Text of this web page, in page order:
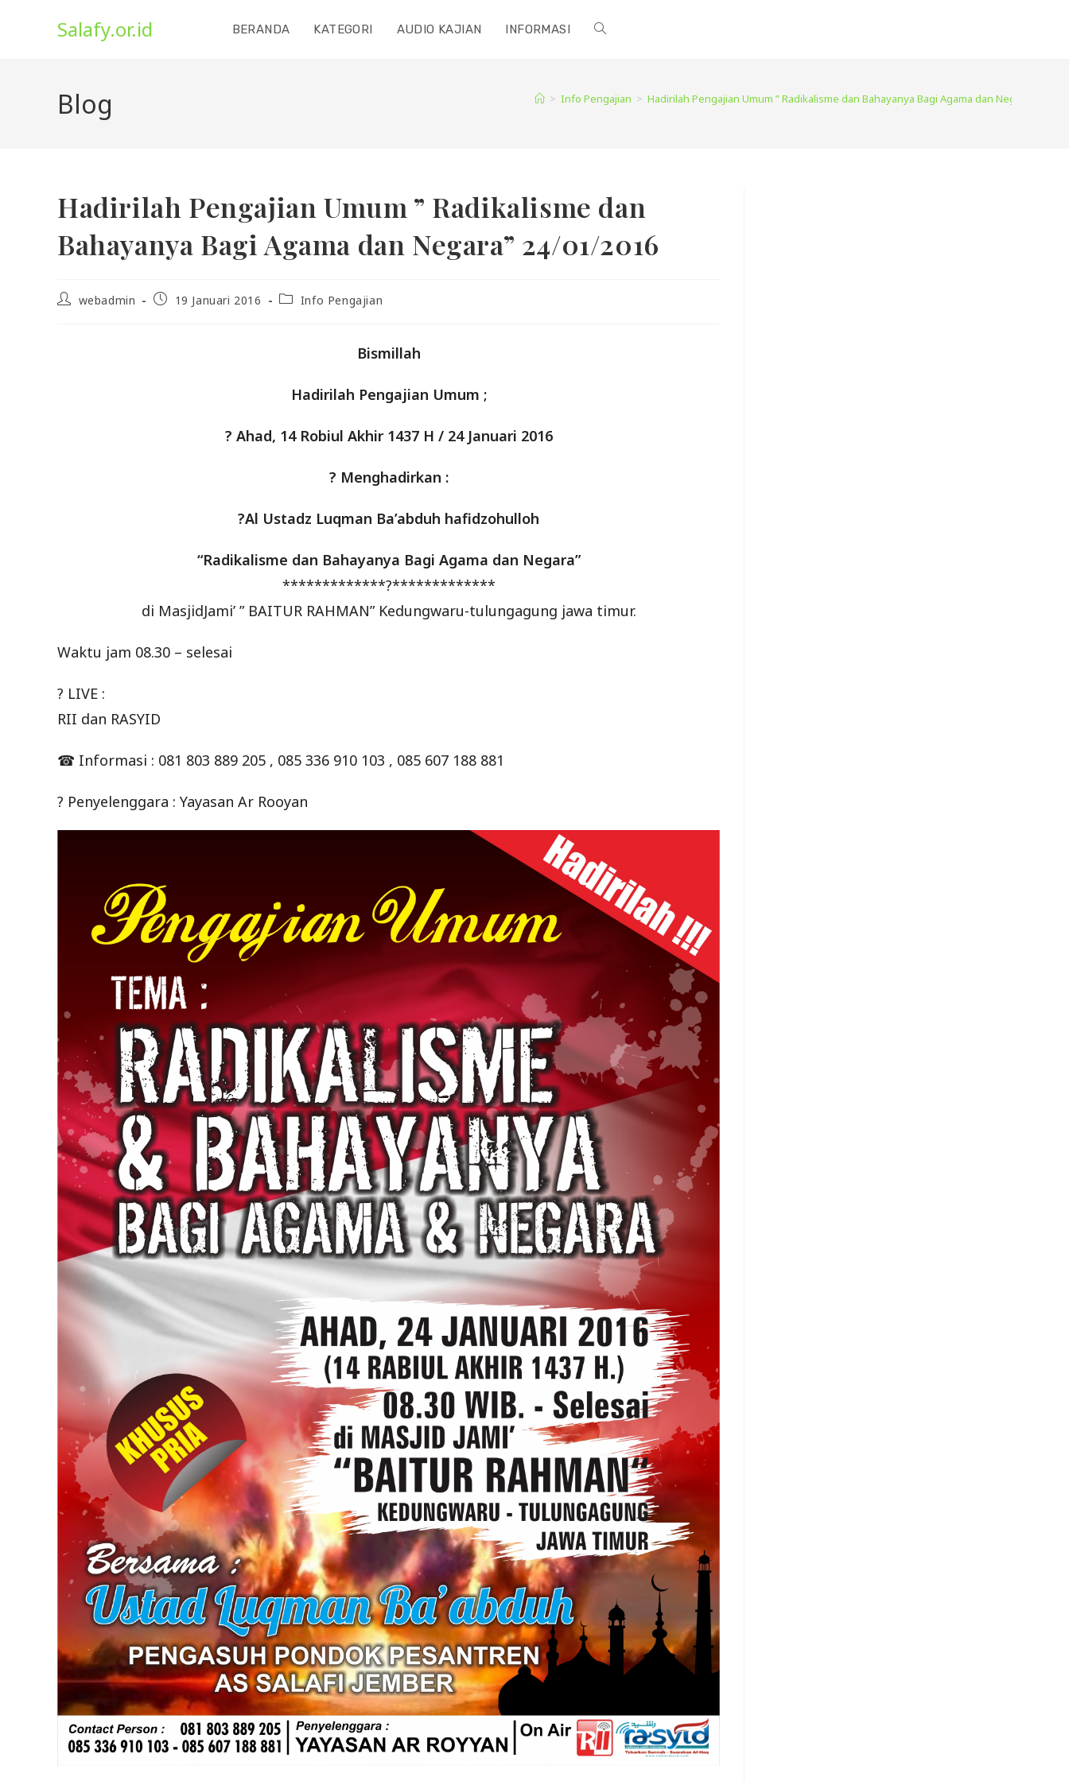
Salafy.or.id BERANDA KATEGORI AUDIO KAJIAN INFORMASI TOGGLE
Blog > Info Pengajian > Hadirilah Pengajian Umum ” Radikalisme dan Bahayanya Bagi Agama dan Negara” 24/
Hadirilah Pengajian Umum ” Radikalisme dan
Bahayanya Bagi Agama dan Negara” 24/01/2016
Postwebadmin
Post19 Januari 2016
PostInfo Pengajian
Bismillah
Hadirilah Pengajian Umum ;
? Ahad, 14 Robiul Akhir 1437 H / 24 Januari 2016
? Menghadirkan :
?Al Ustadz Luqman Ba’abduh hafidzohulloh
“Radikalisme dan Bahayanya Bagi Agama dan Negara”
*************?*************
di MasjidJami’ ” BAITUR RAHMAN” Kedungwaru-tulungagung jawa timur.
Waktu jam 08.30 – selesai
? LIVE :
RII dan RASYID
☎ Informasi : 081 803 889 205 , 085 336 910 103 , 085 607 188 881
? Penyelenggara : Yayasan Ar Rooyan